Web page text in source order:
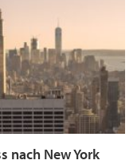
nach New York